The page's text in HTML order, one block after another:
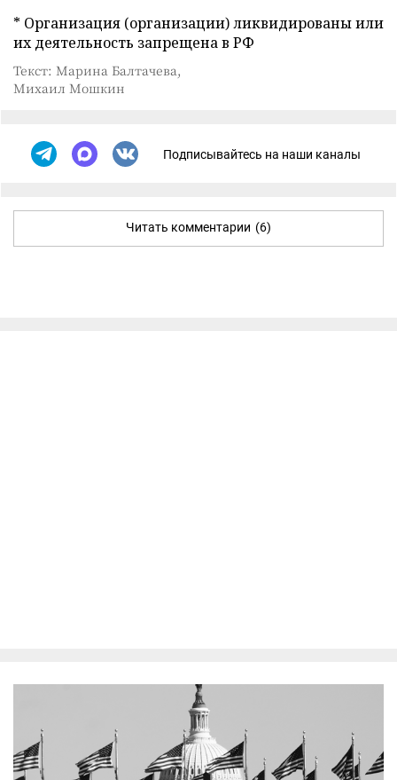
* Организация (организации) ликвидированы или
их деятельность запрещена в РФ
Текст: Марина Балтачева,
Михаил Мошкин
Подписывайтесь на наши каналы
Читать комментарии (6)